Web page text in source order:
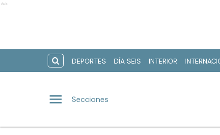
Ads
DEPORTES DÍA SEIS INTERIOR
Secciones